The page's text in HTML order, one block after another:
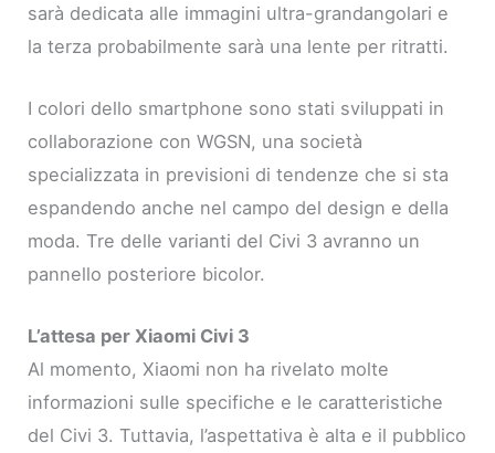
sarà dedicata alle immagini ultra-grandangolari e
la terza probabilmente sarà una lente per ritratti.
I colori dello smartphone sono stati sviluppati in
collaborazione con WGSN, una società
specializzata in previsioni di tendenze che si sta
espandendo anche nel campo del design e della
moda. Tre delle varianti del Civi 3 avranno un
pannello posteriore bicolor.
L’attesa per Xiaomi Civi 3
Al momento, Xiaomi non ha rivelato molte
informazioni sulle specifiche e le caratteristiche
del Civi 3. Tuttavia, l’aspettativa è alta e il pubblico